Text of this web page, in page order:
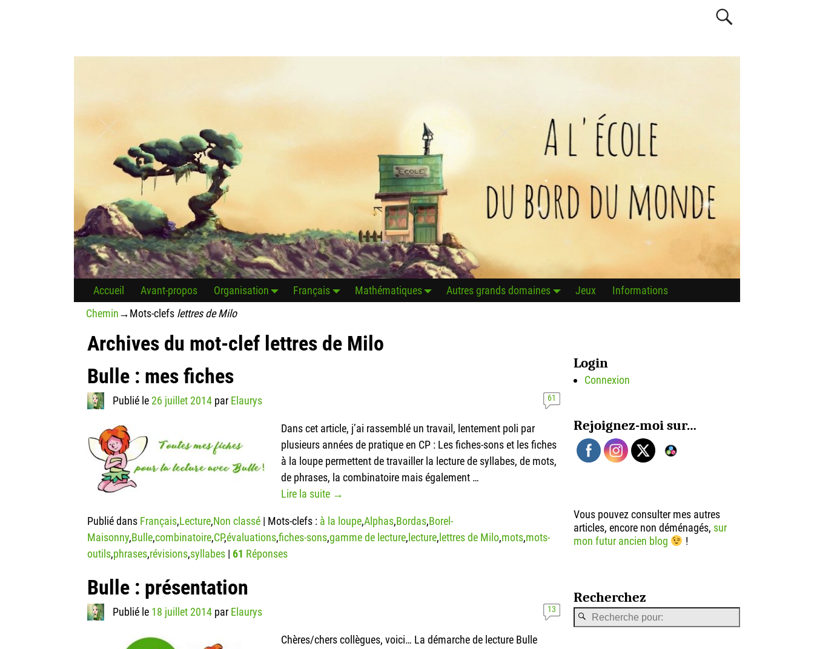
Accueil Avant-propos Organisation Français Mathématiques Autres grands domaines Jeux
Informations
Chemin→Mots-clefs lettres de Milo
Archives du mot-clef lettres de Milo
Bulle : mes fiches
Publié le 26 juillet 2014 par Elaurys 61
Dans cet article, j’ai rassemblé un travail, lentement poli par
plusieurs années de pratique en CP : Les fiches-sons et les fiches
à la loupe permettent de travailler la lecture de syllabes, de mots,
de phrases, la combinatoire mais également …
Lire la suite →
Publié dans Français,Lecture,Non classé | Mots-clefs : à la loupe,Alphas,Bordas,Borel-
Maisonny,Bulle,combinatoire,CP,évaluations,fiches-sons,gamme de lecture, lecture, lettres de Milo,mots,mots-
outils,phrases,révisions,syllabes | 61 Réponses
Bulle : présentation
Publié le 18 juillet 2014 par Elaurys 13
Chères/chers collègues, voici… La démarche de lecture Bulle
Login
Connexion
Rejoignez-moi sur…
Vous pouvez consulter mes autres
articles, encore non déménagés, sur
mon futur ancien blog
!
Recherchez